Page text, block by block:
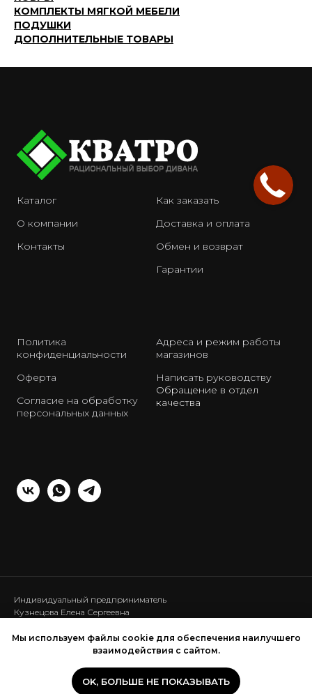
КОМПЛЕКТЫ МЯГКОЙ МЕБЕЛИ
ПОДУШКИ
ДОПОЛНИТЕЛЬНЫЕ ТОВАРЫ
Каталог
О компании
Контакты
Как заказать
Доставка и оплата
Обмен и возврат
Гарантии
Политика
конфиденциальности
Оферта
Согласие на обработку
персональных данных
Адреса и режим работы
магазинов
Написать руководству
Обращение в отдел
качества
Индивидуальный предприниматель
Кузнецова Елена Сергеевна
ОГРНИП: 317440100025111
Мы используем файлы cookie для обеспечения наилучшего
взаимодействия с сайтом.
OK, БОЛЬШЕ НЕ ПОКАЗЫВАТЬ
На главную -->
Made on Tilda
ИЩЕТЕ КОМФОРТНЫЙ И СТИЛЬНЫЙ ДИВАН?
ИЩЕТЕ КОМФОРТНЫЙ И СТИЛЬНЫЙ ДИВАН?